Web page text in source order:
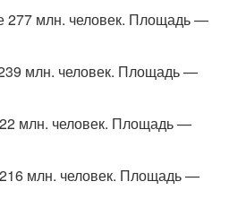
277 млн. человек. Площадь —
млн. человек. Площадь —
млн. человек. Площадь —
млн. человек. Площадь —